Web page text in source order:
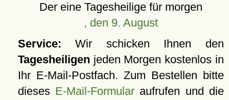
Der eine Tagesheilige für morgen
, den 9. August
Service: Wir schicken Ihnen den
Tagesheiligen jeden Morgen kostenlos in
Ihr E-Mail-Postfach. Zum Bestellen bitte
dieses E-Mail-Formular aufrufen und die